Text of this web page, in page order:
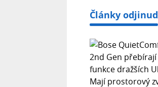
Články odjinud